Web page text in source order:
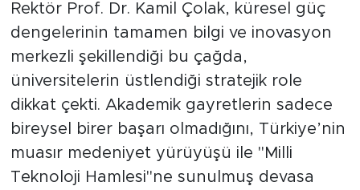
Rektör Prof. Dr. Kamil Çolak, küresel güç
dengelerinin tamamen bilgi ve inovasyon
merkezli şekillendiği bu çağda,
üniversitelerin üstlendiği stratejik role
dikkat çekti. Akademik gayretlerin sadece
bireysel birer başarı olmadığını, Türkiye’nin
muasır medeniyet yürüyüşü ile "Milli
Teknoloji Hamlesi"ne sunulmuş devasa